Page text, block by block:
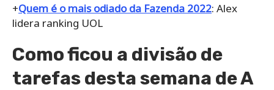
+Quem é o mais odiado da Fazenda 2022: Alex
lidera ranking UOL
Como ficou a divisão de
tarefas desta semana de A